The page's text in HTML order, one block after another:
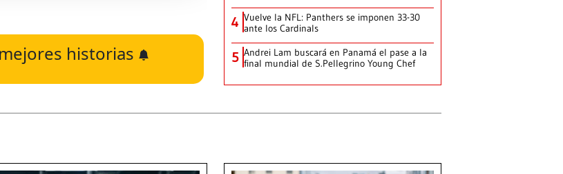
historias
4 Vuelve la NFL: Panthers se imponen 33-30
ante los Cardinals
5 Andrei Lam buscará en Panamá el pase a la
final mundial de S.Pellegrino Young Chef